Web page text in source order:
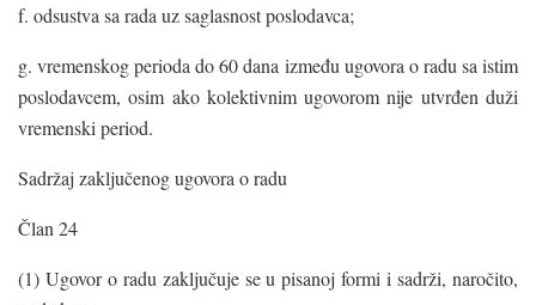
f. odsustva sa rada uz saglasnost poslodavca;
g. vremenskog perioda do 60 dana između ugovora o radu sa istim
poslodavcem, osim ako kolektivnim ugovorom nije utvrđen duži
vremenski period.
Sadržaj zaključenog ugovora o radu
Član 24
(1) Ugovor o radu zaključuje se u pisanoj formi i sadrži, naročito,